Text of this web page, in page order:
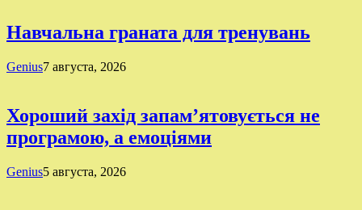
Навчальна граната для тренувань
Genius7 августа, 2026
Хороший захід запам’ятовується не
програмою, а емоціями
Genius5 августа, 2026